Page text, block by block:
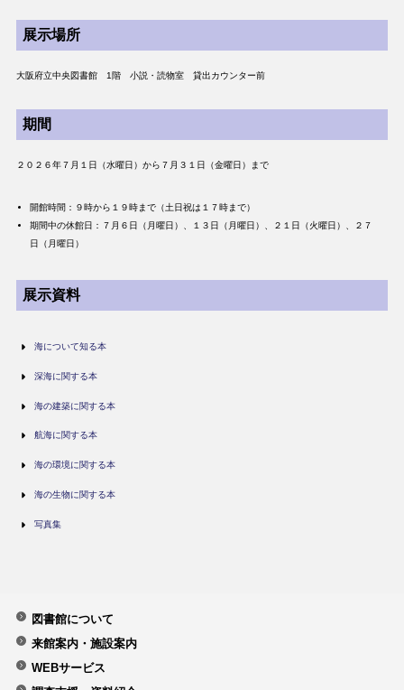
展示場所
大阪府立中央図書館 1階 小説・読物室 貸出カウンター前
期間
２０２６年７月１日（水曜日）から７月３１日（金曜日）まで
開館時間：９時から１９時まで（土日祝は１７時まで）
期間中の休館日：７月６日（月曜日）、１３日（月曜日）、２１日（火曜日）、２７
日（月曜日）
展示資料
海について知る本
深海に関する本
海の建築に関する本
航海に関する本
海の環境に関する本
海の生物に関する本
写真集
図書館について
来館案内・施設案内
WEBサービス